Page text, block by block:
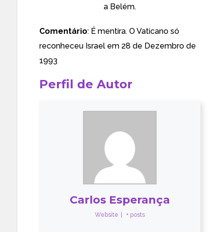
a Belém.
Comentário: É mentira. O Vaticano só
reconheceu Israel em 28 de Dezembro de
1993
Perfil de Autor
Carlos Esperança
Website + posts